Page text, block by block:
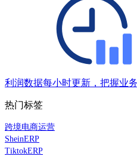
利润数据每小时更新，把握业
热门标签
跨境电商运营
SheinERP
TiktokERP